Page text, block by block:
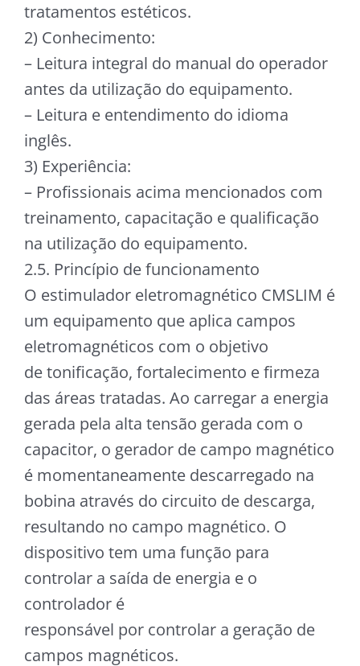
tratamentos estéticos.
2) Conhecimento:
– Leitura integral do manual do operador
antes da utilização do equipamento.
– Leitura e entendimento do idioma
inglês.
3) Experiência:
– Profissionais acima mencionados com
treinamento, capacitação e qualificação
na utilização do equipamento.
2.5. Princípio de funcionamento
O estimulador eletromagnético CMSLIM é
um equipamento que aplica campos
eletromagnéticos com o objetivo
de tonificação, fortalecimento e firmeza
das áreas tratadas. Ao carregar a energia
gerada pela alta tensão gerada com o
capacitor, o gerador de campo magnético
é momentaneamente descarregado na
bobina através do circuito de descarga,
resultando no campo magnético. O
dispositivo tem uma função para
controlar a saída de energia e o
controlador é
responsável por controlar a geração de
campos magnéticos.